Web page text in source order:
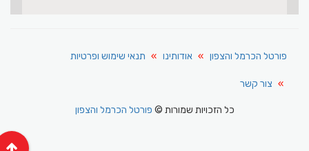
פורטל הכרמל והצפון אודותינו תנאי שימוש ופרטיות
צור קשר
כל הזכויות שמורות ©פורטל הכרמל והצפון